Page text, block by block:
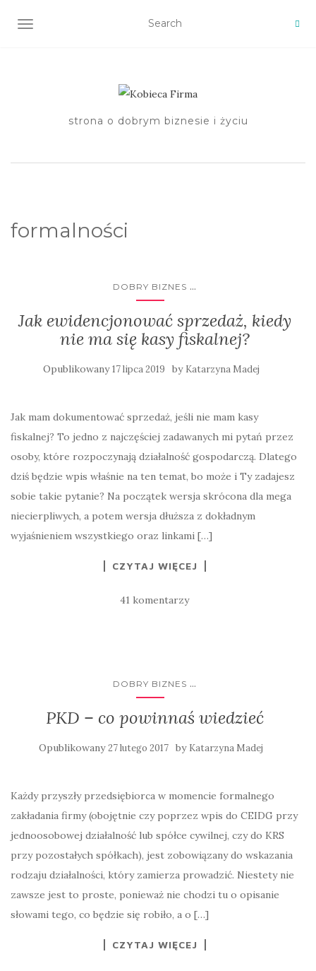
TOGGLE NAVIGATION
strona o dobrym biznesie i życiu
formalności
DOBRY BIZNES ...
Jak ewidencjonować sprzedaż, kiedy
nie ma się kasy fiskalnej?
Opublikowany17 lipca 2019 by Katarzyna Madej
Jak mam dokumentować sprzedaż, jeśli nie mam kasy
fiskalnej? To jedno z najczęściej zadawanych mi pytań przez
osoby, które rozpoczynają działalność gospodarczą. Dlatego
dziś będzie wpis właśnie na ten temat, bo może i Ty zadajesz
sobie takie pytanie? Na początek wersja skrócona dla mega
niecierpliwych, a potem wersja dłuższa z dokładnym
wyjaśnieniem wszystkiego oraz linkami […]
CZYTAJ WIĘCEJ
41 komentarzy
DOBRY BIZNES ...
PKD – co powinnaś wiedzieć
Opublikowany27 lutego 2017 by Katarzyna Madej
Każdy przyszły przedsiębiorca w momencie formalnego
zakładania firmy (obojętnie czy poprzez wpis do CEIDG przy
jednoosobowej działalność lub spółce cywilnej, czy do KRS
przy pozostałych spółkach), jest zobowiązany do wskazania
rodzaju działalności, który zamierza prowadzić. Niestety nie
zawsze jest to proste, ponieważ nie chodzi tu o opisanie
słowami tego, co będzie się robiło, a o […]
CZYTAJ WIĘCEJ